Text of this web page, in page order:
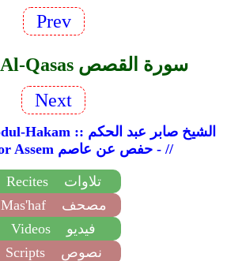
Prev
28. Surah Al-Qasas سورة القصص
Next
Sheikh Saber Abdul-Hakam :: الشيخ صابر عبد الحكم
// - Hafs for Assem حفص عن عاصم - //
Recites
تلاوات
Mas'haf
مصحف
Videos
فيديو
Scripts
نصوص